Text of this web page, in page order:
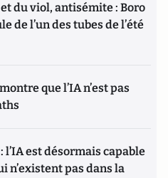
du viol, antisémite : Boro
de l’un des tubes de l’été
que l’IA n’est pas
est désormais capable
n’existent pas dans la